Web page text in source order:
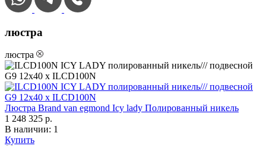
люстра
люстра
Люстра Brand van egmond Icy lady Полированный никель
1 248 325 р.
В наличии: 1
Купить